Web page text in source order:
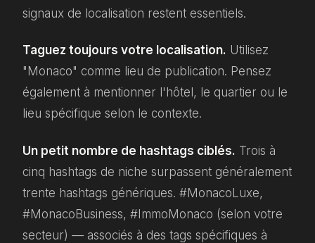
signaux de localisation restent essentiels.
Taguez toujours votre localisation. Utilisez
"Monaco" comme lieu de publication. Pensez
également à mentionner l'hôtel, le quartier ou le
lieu spécifique selon le contexte.
Un petit nombre de hashtags ciblés. Trois à
cinq hashtags de niche surpassent généralement
trente hashtags génériques. #MonacoLuxe,
#MonacoBusiness, #ImmoMonaco (selon votre
secteur) — associés à des tags spécifiques à